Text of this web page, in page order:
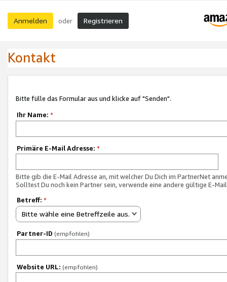
Anmelden oder Registrieren
Kontakt
Bitte fülle das Formular aus und klicke auf "Senden".
Ihr Name: *
Primäre E-Mail Adresse: *
Bitte gib die E-Mail Adresse an, mit welcher Du Dich im PartnerNet
Solltest Du noch kein Partner sein, verwende eine andere gültige E-
Betreff: *
Bitte wähle eine Betreffzeile aus.
Partner-ID (empfohlen)
Website URL: (empfohlen)